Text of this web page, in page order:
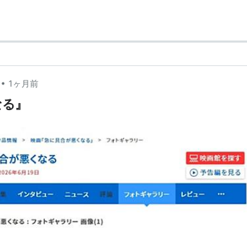
ずかしがり屋さんとの噂。
• 1ヶ月前
』